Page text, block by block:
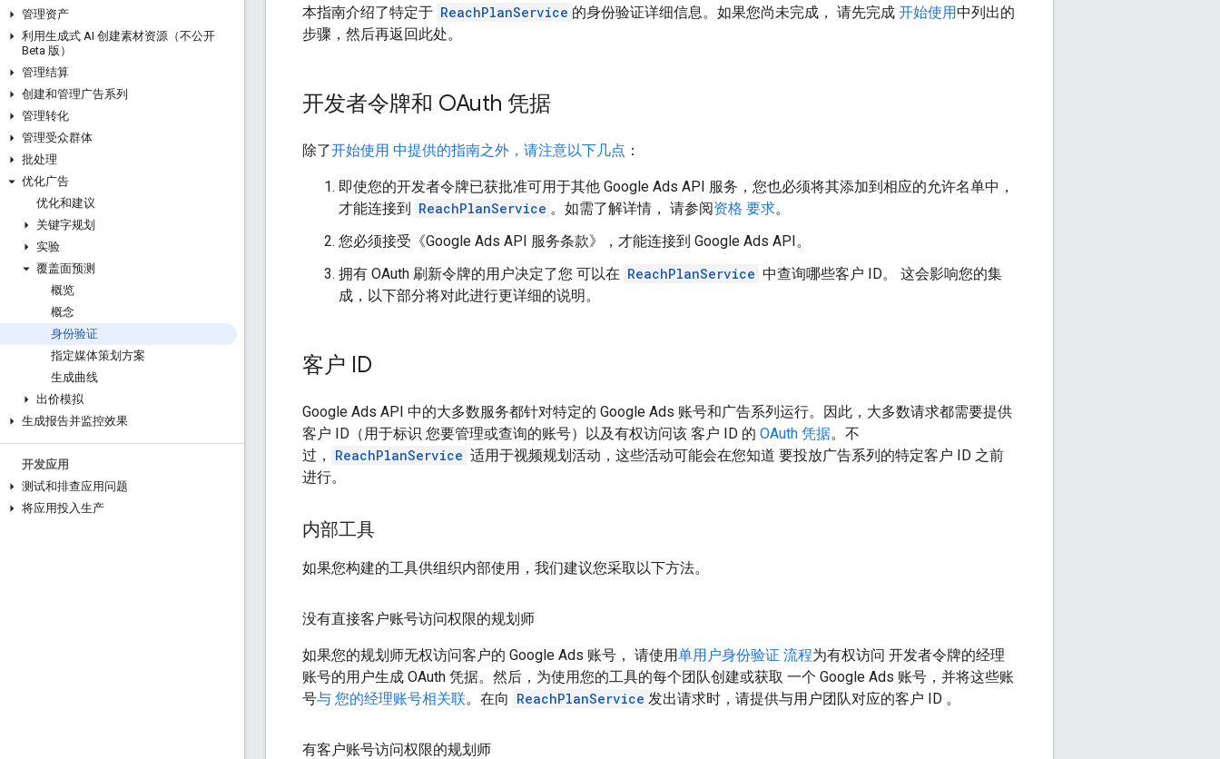
管理资产
利用生成式 AI 创建素材资源（不公开
Beta 版）
管理结算
创建和管理广告系列
管理转化
管理受众群体
批处理
优化广告
优化和建议
关键字规划
实验
覆盖面预测
概览
概念
身份验证
指定媒体策划方案
生成曲线
出价模拟
生成报告并监控效果
开发应用
测试和排查应用问题
将应用投入生产
本指南介绍了特定于 ReachPlanService 的身份验证详细信息。如果您尚未完成， 请先完成 开始使用中列出的
步骤，然后再返回此处。
开发者令牌和 OAuth 凭据
除了开始使用 中提供的指南之外，请注意以下几点 ：
即使您的开发者令牌已获批准可用于其他 Google Ads API 服务，您也必须将其添加到相应的允许名单中，
才能连接到 ReachPlanService 。如需了解详情， 请参阅资格 要求。
您必须接受《Google Ads API 服务条款》，才能连接到 Google Ads API。
拥有 OAuth 刷新令牌的用户决定了您 可以在 ReachPlanService 中查询哪些客户 ID。 这会影响您的集
成，以下部分将对此进行更详细的说明。
客户 ID
Google Ads API 中的大多数服务都针对特定的 Google Ads 账号和广告系列运行。因此，大多数请求都需要提供
客户 ID（用于标识 您要管理或查询的账号）以及有权访问该 客户 ID 的 OAuth 凭据。不
过，
ReachPlanService 适用于视频规划活动，这些活动可能会在您知道 要投放广告系列的特定客户 ID 之前
进行。
内部工具
如果您构建的工具供组织内部使用，我们建议您采取以下方法。
没有直接客户账号访问权限的规划师
如果您的规划师无权访问客户的 Google Ads 账号， 请使用单用户身份验证 流程为有权访问 开发者令牌的经理
账号的用户生成 OAuth 凭据。然后，为使用您的工具的每个团队创建或获取 一个 Google Ads 账号，并将这些账
号与 您的经理账号相关联。在向 ReachPlanService 发出请求时，请提供与用户团队对应的客户 ID 。
有客户账号访问权限的规划师